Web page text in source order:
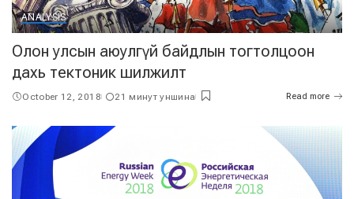
ANALYSIS
Олон улсын аюулгүй байдлын тогтолцоон
дахь тектоник шилжилт
October 12, 2018 21 минут уншина Read more